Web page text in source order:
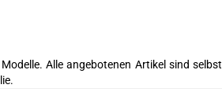
Alle angebotenen Artikel sind selbst